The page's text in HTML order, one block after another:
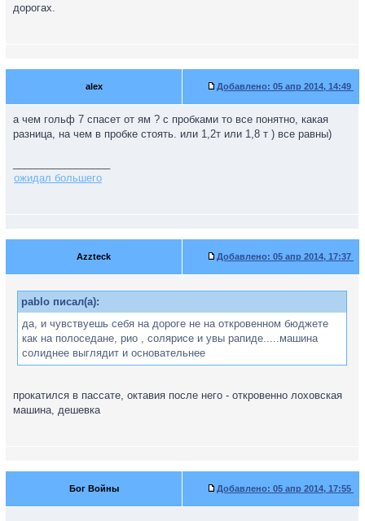
дорогах.
alex Добавлено: 05 апр 2014, 14:49
а чем гольф 7 спасет от ям ? с пробками то все понятно, какая
разница, на чем в пробке стоять. или 1,2т или 1,8 т ) все равны)
ожидал большего
Azzteck Добавлено: 05 апр 2014, 17:37
pablo писал(а):
да, и чувствуешь себя на дороге не на откровенном бюджете
как на полоседане, рио , солярисе и увы рапиде.....машина
солиднее выглядит и основательнее
прокатился в пассате, октавия после него - откровенно лоховская
машина, дешевка
Бог Войны Добавлено: 05 апр 2014, 17:55